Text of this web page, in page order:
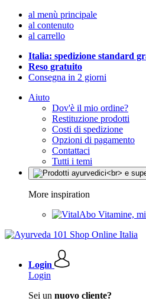
al menù principale
al contenuto
al carrello
Italia: spedizione standard
Reso gratuito
Consegna in 2 giorni
Aiuto
Dov'è il mio ordine?
Restituzione prodotti
Costi di spedizione
Opzioni di pagamento
Contattaci
Tutti i temi
More inspiration
Vitamine,
Login
Login
Sei un nuovo cliente?